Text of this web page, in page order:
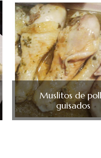
Muslitos de
guisados